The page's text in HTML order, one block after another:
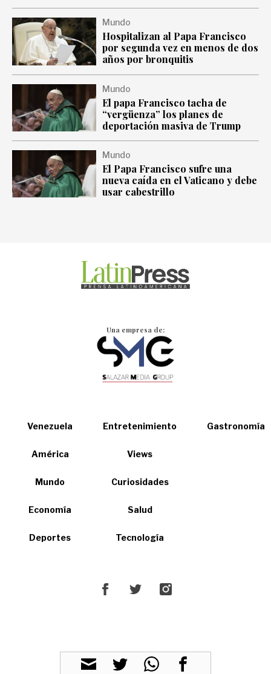
Mundo
Hospitalizan al Papa Francisco
por segunda vez en menos de dos
años por bronquitis
Mundo
El papa Francisco tacha de
“vergüenza” los planes de
deportación masiva de Trump
Mundo
El Papa Francisco sufre una
nueva caída en el Vaticano y debe
usar cabestrillo
Una empresa de:
Venezuela
América
Mundo
Economía
Deportes
Entretenimiento
Views
Curiosidades
Salud
Tecnología
Gastronomía
POWERED BY